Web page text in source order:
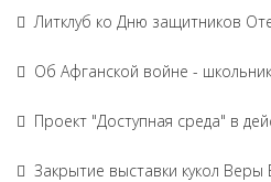
Литклуб ко Дню защитников
Об Афганской войне -
Проект "Доступная среда" в
Закрытие выставки кукол Веры